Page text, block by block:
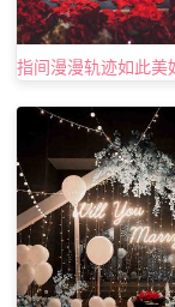
《微笑的上弦月》
这是一首轻音乐
很适合用来作为
风，让一颗浮躁
就是音乐的力量
奏，孩子的笑声
指间漫漫轨迹如此